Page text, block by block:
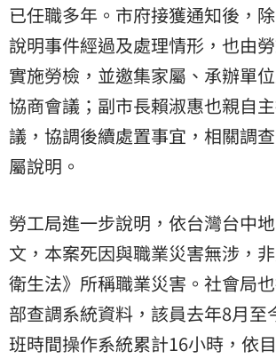
已任職多年。市府接獲通知後，
說明事件經過及處理情形，也由
實施勞檢，並邀集家屬、承辦單
協商會議；副市長賴淑惠也親自
議，協調後續處置事宜，相關調
屬說明。
勞工局進一步說明，依台灣台中
文，本案死因與職業災害無涉，
衛生法》所稱職業災害。社會局
部查調系統資料，該員去年8月至
班時間操作系統累計16小時，依